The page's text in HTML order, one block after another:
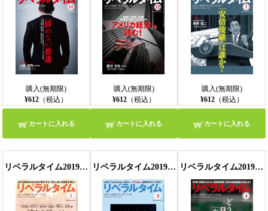
購入(無期限)
¥612 （税込）
カートに入れる
購入(無期限)
¥612（税込）
カートに入れる
購入(無期限)
¥612（税込）
カートに入れる
リベラルタイム2019年2月号 リベラルタイム2019年3月号 リベラルタイム2019年4月号